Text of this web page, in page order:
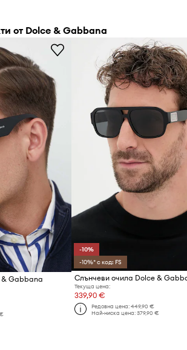
от Dolce & Gabbana
& Gabbana
-10%
-10%* с код: FS
Слънчеви очила Dolce &
Текуща цена:
339,90 €
Редовна цена:449,90 €
Най-ниска цена:379,90 €